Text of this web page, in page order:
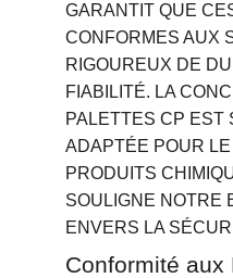
GARANTIT QUE
CONFORMES AUX
RIGOUREUX DE
FIABILITÉ. LA
PALETTES CP EST
ADAPTÉE POUR
PRODUITS
SOULIGNE NOTRE
ENVERS LA
Conformité aux